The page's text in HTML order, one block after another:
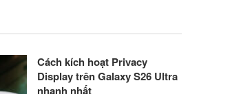
Cách kích hoạt Privacy
Display trên Galaxy S26 Ultra
nhanh nhất